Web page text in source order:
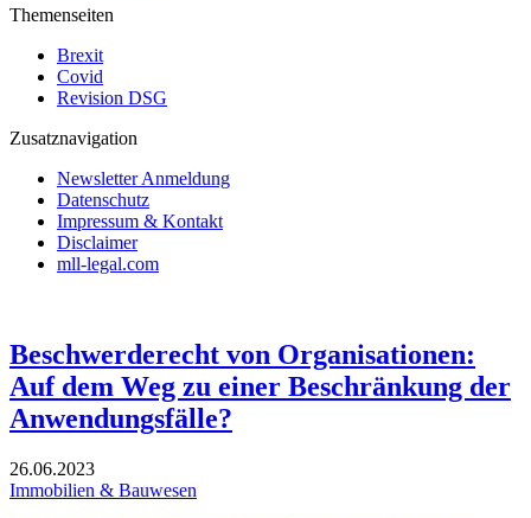
Themenseiten
Brexit
Covid
Revision DSG
Zusatznavigation
Newsletter Anmeldung
Datenschutz
Impressum & Kontakt
Disclaimer
mll-legal.com
Beschwerderecht von Organisationen:
Auf dem Weg zu einer Beschränkung der
Anwendungsfälle?
26.06.2023
Immobilien & Bauwesen